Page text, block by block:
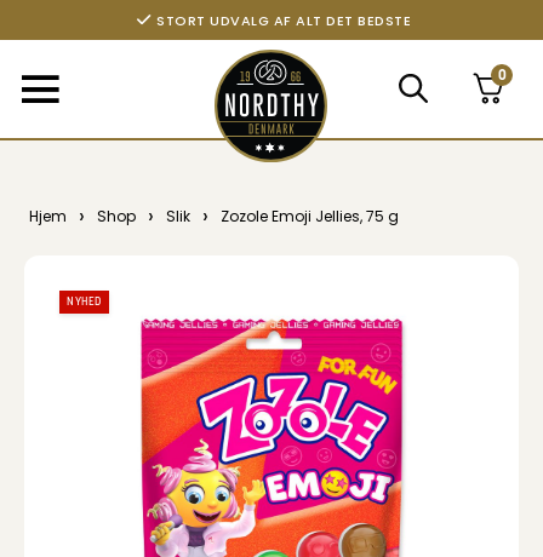
STORT UDVALG AF ALT DET BEDSTE
0
Hjem › Shop › Slik › Zozole Emoji Jellies, 75 g
NYHED